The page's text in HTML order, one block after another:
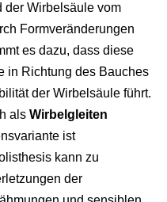
der Wirbelsäule vom
Formveränderungen
es dazu, dass diese
in Richtung des Bauches
der Wirbelsäule führt.
als Wirbelgleiten
ist
kann zu
der